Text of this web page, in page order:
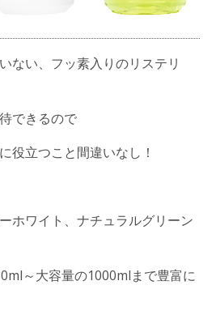
ない、フッ素入りのリステリ
できるので
役立つこと間違いなし！
ホワイト、ナチュラルグリーン
～大容量の1000mlまで豊富に